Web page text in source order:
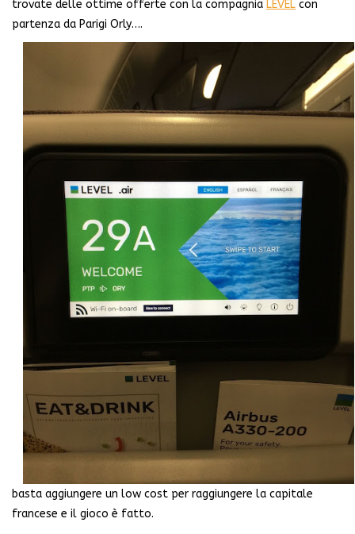
trovate delle ottime offerte con la compagnia LEVEL con
partenza da Parigi Orly….
basta aggiungere un low cost per raggiungere la capitale
francese e il gioco è fatto.